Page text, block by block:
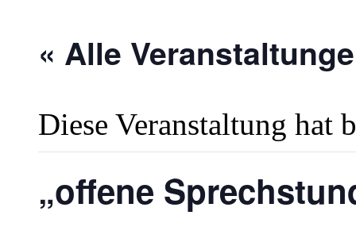
« Alle
Diese Veranstaltung hat
„offene